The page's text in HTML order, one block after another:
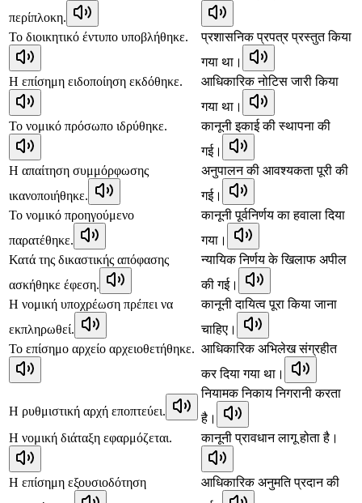
περίπλοκη.
Το διοικητικό έντυπο υποβλήθηκε.
प्रशासनिक प्रपत्र प्रस्तुत किया
गया था।
Η επίσημη ειδοποίηση εκδόθηκε.
आधिकारिक नोटिस जारी किया
गया था।
Το νομικό πρόσωπο ιδρύθηκε.
कानूनी इकाई की स्थापना की
गई।
Η απαίτηση συμμόρφωσης
ικανοποιήθηκε.
अनुपालन की आवश्यकता पूरी की
गई।
Το νομικό προηγούμενο
παρατέθηκε.
कानूनी पूर्वनिर्णय का हवाला दिया
गया।
Κατά της δικαστικής απόφασης
ασκήθηκε έφεση.
न्यायिक निर्णय के खिलाफ अपील
की गई।
Η νομική υποχρέωση πρέπει να
εκπληρωθεί.
कानूनी दायित्व पूरा किया जाना
चाहिए।
Το επίσημο αρχείο αρχειοθετήθηκε. आधिकारिक अभिलेख संग्रहीत
कर दिया गया था।
Η ρυθμιστική αρχή εποπτεύει.
नियामक निकाय निगरानी करता
है।
Η νομική διάταξη εφαρμόζεται.
कानूनी प्रावधान लागू होता है।
Η επίσημη εξουσιοδότηση
आधिकारिक अनुमति प्रदान की